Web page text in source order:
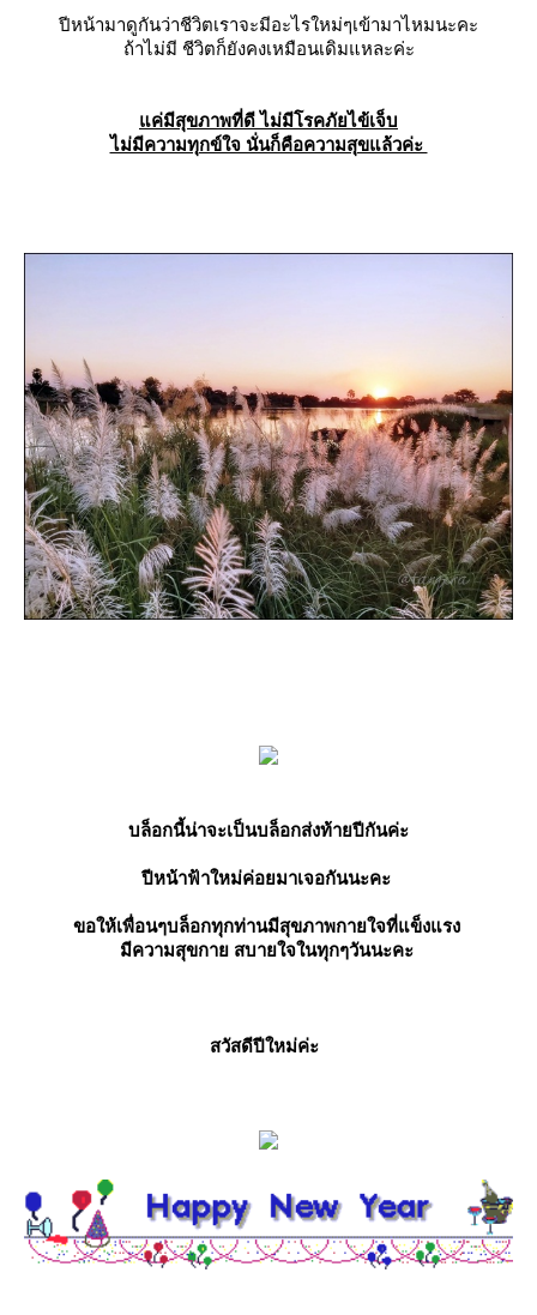
ปีหน้ามาดูกันว่าชีวิตเราจะมีอะไรใหม่ๆเข้ามาไหมนะคะ
ถ้าไม่มี ชีวิตก็ยังคงเหมือนเดิมแหละค่ะ
ค่มีสุขภาพที่ดี ไม่มีโรคภัยไข้เจ็บ
ไม่มีความทุกข์ใจ นั่นก็คือความสุขแล้วค่ะ
บล็อกนี้น่าจะเป็นบล็อกส่งท้ายปีกันค่ะ
ปีหน้าฟ้าใหม่ค่อยมาเจอกันนะคะ
ขอให้เพื่อนๆบล็อกทุกท่านมีสุขภาพกายใจที่แข็งแรง
มีความสุขกาย สบายใจในทุกๆวันนะคะ
สวัสดีปีใหม่ค่ะ